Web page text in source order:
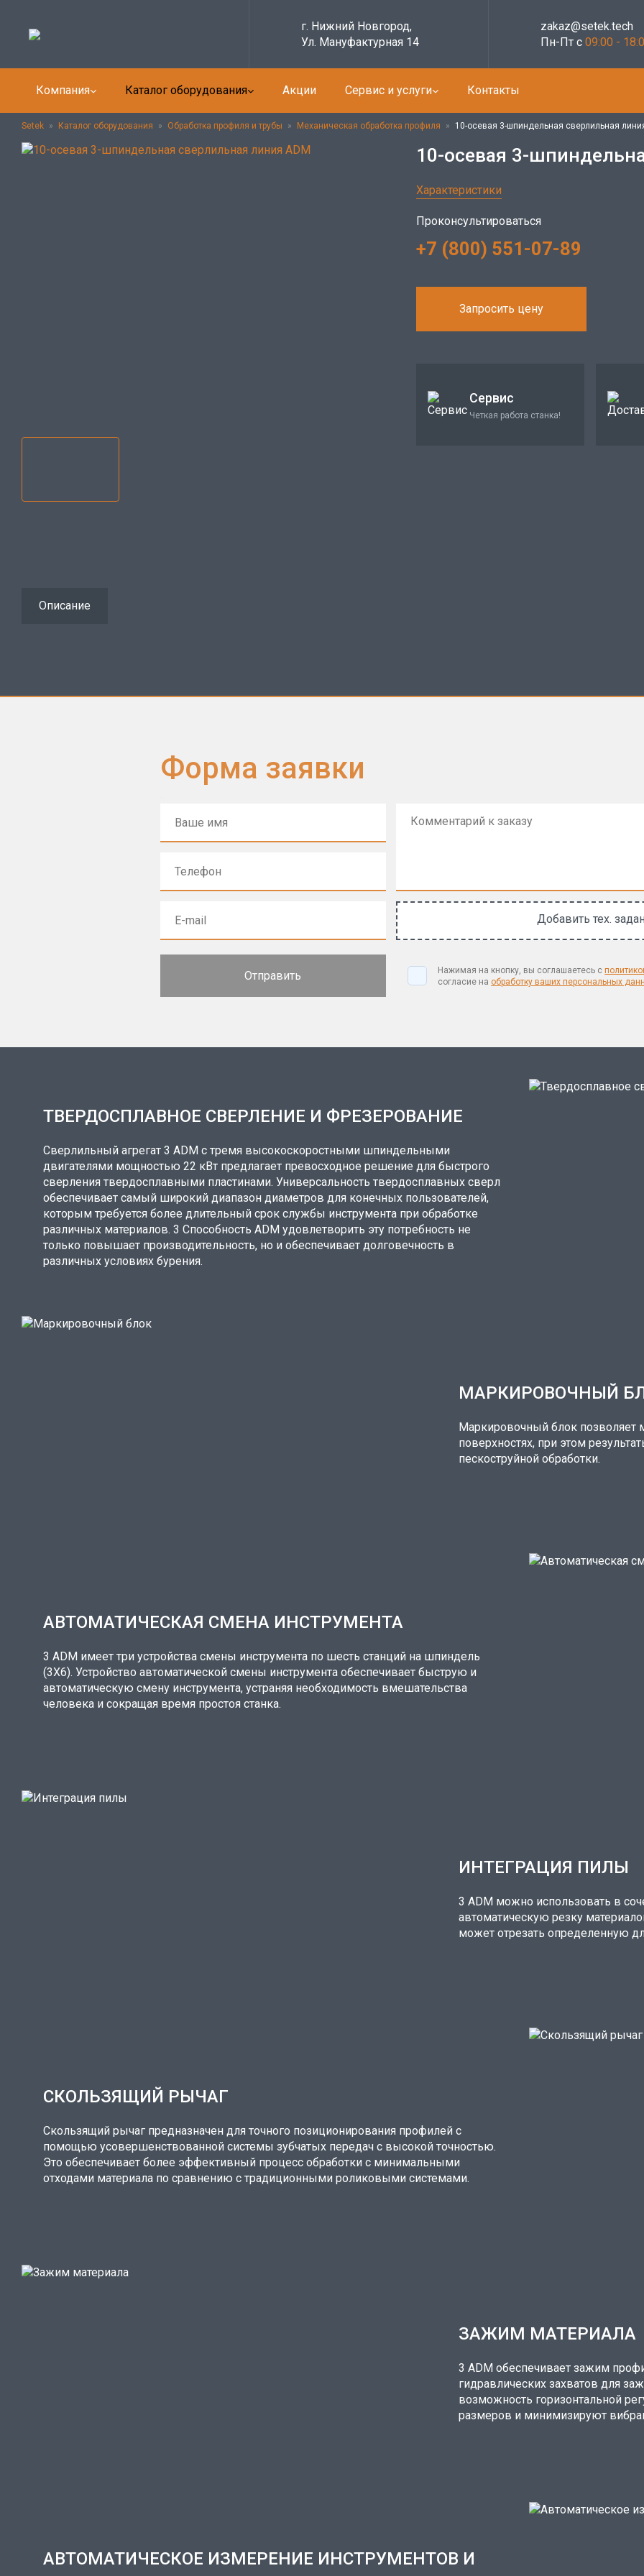
г. Нижний Новгород,
Ул. Мануфактурная 14
zakaz@setek.tech
Пн-Пт с 09:00 -
Компания Каталог оборудования Акции Сервис и услуги Контакты
Setek » Каталог оборудования » Обработка профиля и трубы » Механическая обработка профиля » 10-осевая 3-шпиндельная сверлильная
10-осевая 3-
Характеристики
Проконсультироваться
+7 (800) 551-07-89
Запросить цену
Сервис
Четкая работа станка!
Описание
Форма заявки
Добавить тех.
Нажимая на кнопку, вы соглашаетесь с
согласие на обработку ваших персональных
ТВЕРДОСПЛАВНОЕ СВЕРЛЕНИЕ И ФРЕЗЕРОВАНИЕ
Сверлильный агрегат 3 ADM с тремя высокоскоростными шпиндельными
двигателями мощностью 22 кВт предлагает превосходное решение для быстрого
сверления твердосплавными пластинами. Универсальность твердосплавных сверл
обеспечивает самый широкий диапазон диаметров для конечных пользователей,
которым требуется более длительный срок службы инструмента при обработке
различных материалов. 3 Способность ADM удовлетворить эту потребность не
только повышает производительность, но и обеспечивает долговечность в
различных условиях бурения.
МАРКИРОВОЧНЫЙ
Маркировочный блок позволяет
поверхностях, при этом
пескоструйной обработки.
АВТОМАТИЧЕСКАЯ СМЕНА ИНСТРУМЕНТА
3 ADM имеет три устройства смены инструмента по шесть станций на шпиндель
(3X6). Устройство автоматической смены инструмента обеспечивает быструю и
автоматическую смену инструмента, устраняя необходимость вмешательства
человека и сокращая время простоя станка.
ИНТЕГРАЦИЯ ПИЛЫ
3 ADM можно использовать в
автоматическую резку
может отрезать определенную
СКОЛЬЗЯЩИЙ РЫЧАГ
Скользящий рычаг предназначен для точного позиционирования профилей с
помощью усовершенствованной системы зубчатых передач с высокой точностью.
Это обеспечивает более эффективный процесс обработки с минимальными
отходами материала по сравнению с традиционными роликовыми системами.
ЗАЖИМ МАТЕРИАЛА
3 ADM обеспечивает зажим
гидравлических захватов для
возможность горизонтальной
размеров и минимизируют
АВТОМАТИЧЕСКОЕ ИЗМЕРЕНИЕ ИНСТРУМЕНТОВ И